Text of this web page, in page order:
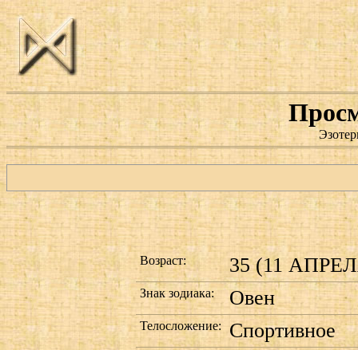
Возраст: 35 (11
Знак зодиака: Овен
Телосложение: Спортивное